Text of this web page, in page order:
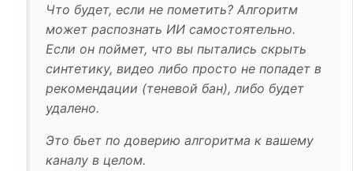
Что будет, если не пометить?Алгоритм
может распознать ИИ самостоятельно.
Если он поймет, что вы пытались скрыть
синтетику, видео либо просто не попадет в
рекомендации (теневой бан), либо будет
удалено.
Это бьет по доверию алгоритма к вашему
каналу в целом.